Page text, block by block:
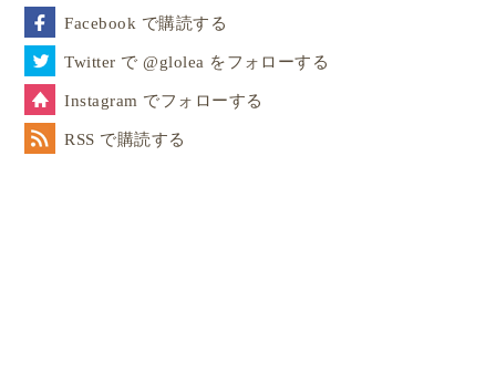
Facebook で購読する
Twitter で @glolea をフォローする
Instagram でフォローする
RSS で購読する